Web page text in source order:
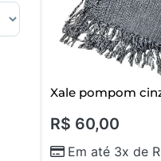
Xale pompom
R$ 60,00
Em até 3x de